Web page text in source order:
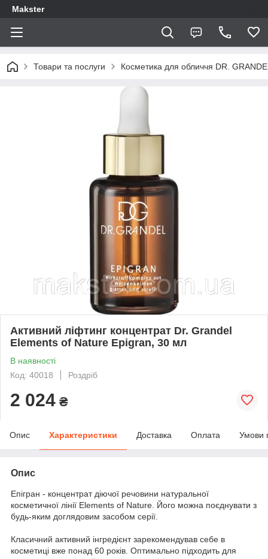
Makster
Товари та послуги Косметика для обличчя DR.
Активний ліфтинг концентрат Dr. Grandel
Elements of Nature Epigran, 30 мл
В наявності
Код: 40018
Роздріб
2 024 ₴
Опис Характеристики Доставка Оплата Умови
Опис
Епігран - концентрат діючої речовини натуральної
косметичної лінії Elements of Nature. Його можна поєднувати з
будь-яким доглядовим засобом серії.
Класичний активний інгредієнт зарекомендував себе в
косметиці вже понад 60 років. Оптимально підходить для